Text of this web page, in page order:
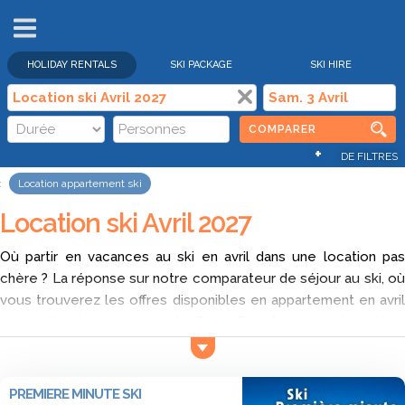
HOLIDAY RENTALS SKI PACKAGE SKI HIRE
COMPARER
+ DE FILTRES
Location appartement ski
Location ski Avril 2027
Où partir en vacances au ski en avril dans une location pas
chère ? La réponse sur notre comparateur de séjour au ski, où
vous trouverez les offres disponibles en appartement en avril
parmi l’immense choix de résidences, d’appartement de
indiqué. Vous pouvez sélectionner les résidences dans les
PREMIERE MINUTE SKI